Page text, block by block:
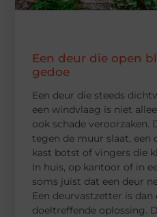
Een deur die open
gedoe
Een deur die steeds
een windvlaag is niet
ook schade veroorzaken.
tegen de muur slaat, een
kast botst of vingers die
In huis, op kantoor of in
soms juist dat een deur
Een deurvastzetter is dan
doeltreffende oplossing.